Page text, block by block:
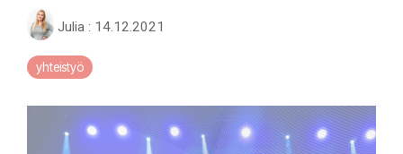
Julia : 14.12.2021
yhteistyö